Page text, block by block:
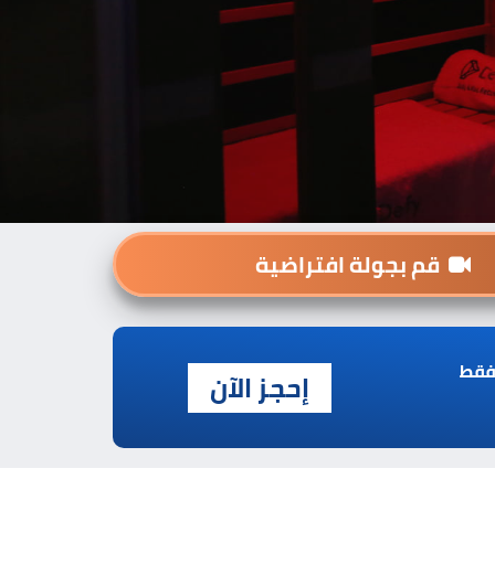
قم بجولة افتراضية
إحجز الآن